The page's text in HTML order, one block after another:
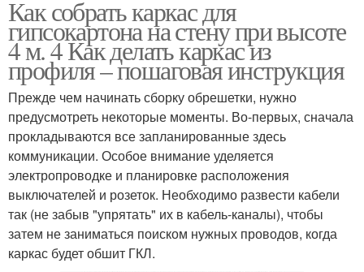
Как собрать каркас для
гипсокартона на стену при высоте
4 м. 4 Как делать каркас из
профиля – пошаговая инструкция
Прежде чем начинать сборку обрешетки, нужно
предусмотреть некоторые моменты. Во-первых, сначала
прокладываются все запланированные здесь
коммуникации. Особое внимание уделяется
электропроводке и планировке расположения
выключателей и розеток. Необходимо развести кабели
так (не забыв "упрятать" их в кабель-каналы), чтобы
затем не заниматься поиском нужных проводов, когда
каркас будет обшит ГКЛ.